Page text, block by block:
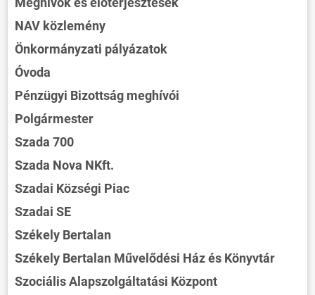
KÖZÖSSÉG
HÍREK
NAV közlemény
Önkormányzati pályázatok
Óvoda
Pénzügyi Bizottság meghívói
Polgármester
Szada 700
Szada Nova NKft.
Szadai Községi Piac
Szadai SE
Székely Bertalan
Székely Bertalan Művelődési Ház és Könyvtár
Szociális Alapszolgáltatási Központ